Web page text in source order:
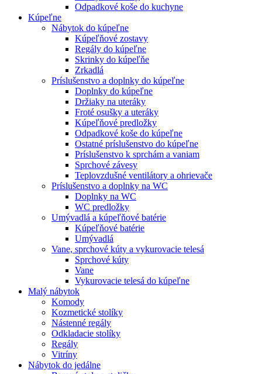
Odpadkové koše do kuchyne
Kúpeľne
Nábytok do kúpeľne
Kúpeľňové zostavy
Regály do kúpeľne
Skrinky do kúpeľňe
Zrkadlá
Príslušenstvo a doplnky do kúpeľne
Doplnky do kúpeľne
Držiaky na uteráky
Froté osušky a uteráky
Kúpeľňové predložky
Odpadkové koše do kúpeľne
Ostatné príslušenstvo do kúpeľne
Príslušenstvo k sprchám a vaniam
Sprchové závesy
Teplovzdušné ventilátory a ohrievače
Príslušenstvo a doplnky na WC
Doplnky na WC
WC predložky
Umývadlá a kúpeľňové batérie
Kúpeľňové batérie
Umývadlá
Vane, sprchové kúty a vykurovacie telesá
Sprchové kúty
Vane
Vykurovacie telesá do kúpeľne
Malý nábytok
Komody
Kozmetické stolíky
Nástenné regály
Odkladacie stolíky
Regály
Vitríny
Nábytok do jedálne